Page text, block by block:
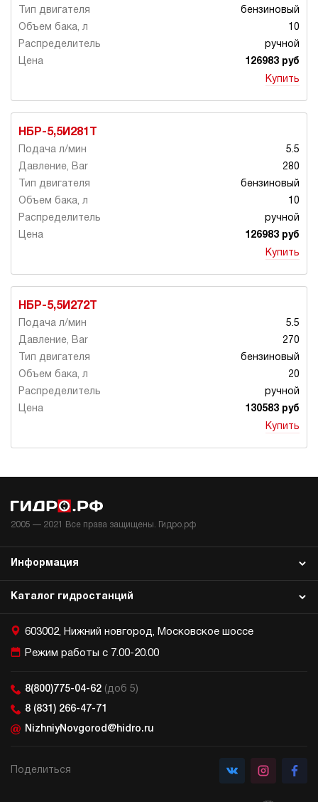
бензиновый
10
ручной
126983 руб
Купить
НБР-5,5И281Т
5.5
280
бензиновый
10
ручной
126983 руб
Купить
НБР-5,5И272Т
5.5
270
бензиновый
20
ручной
130583 руб
Купить
2005 — 2021 Все права защищены. Гидро.рф
Каталог гидростанций
Информация
603002, Нижний новгород, Московское шоссе
Режим работы с 7.00-20.00
8(800)775-04-62 (доб 5)
8 (831) 266-47-71
NizhniyNovgorod@hidro.ru
Поделиться